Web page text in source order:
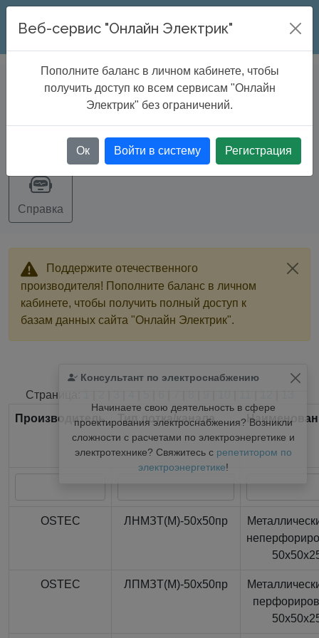
ONLINE ELECTRIC
DATABASE>Cable tray catalogue
Справка
Поддержите отечественного
производителя! Пополните баланс в личном
кабинете, чтобы получить полный доступ к
базам данных сайта "Онлайн Электрик".
Консультант по электроснабжению
Начинаете свою деятельность в сфере
проектирования электроснабжения? Возникли
сложности с расчетами по электроэнергетике и
электротехнике? Свяжитесь с репетитором по
электроэнергетике!
Найдено366из366записей.
Страница:
Производитель
Тип лотка/канала
OSTEC ЛНМЗТ(М)-50x50пр
OSTEC ЛПМЗТ(М)-50x50пр
Веб-сервис "Онлайн Электрик"
Пополните баланс в личном кабинете, чтобы
получить доступ ко всем сервисам "Онлайн
Электрик" без ограничений.
Ок Войти в систему Регистрация